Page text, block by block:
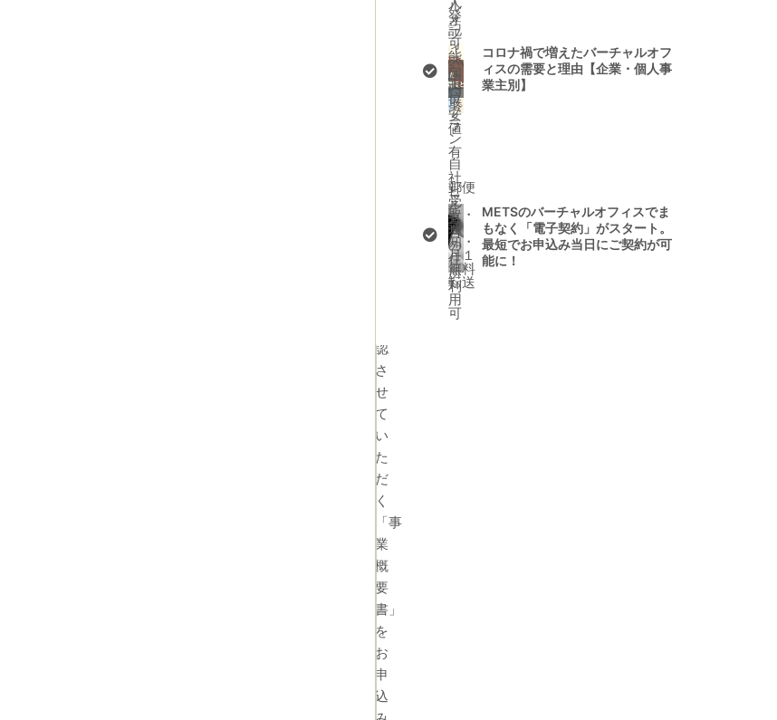
認
さ
せ
て
い
た
だ
く
「事
業
概
要
書」
を
お
申
込
ル
オ
フ
ィ
ス
国
内
最
安
値
自
社
ビ
ル
直
営
の
住
所
利
用
可
登
記
可
能
な
上
位
プ
ラ
ン
有
郵便
受
取・
通
知・
月１
無料
転送
例を
もと
コロナ禍で増えたバーチャルオフ
ィスの需要と理由【企業・個人事
業主別】
METSのバーチャルオフィスでま
もなく「電子契約」がスタート。
最短でお申込み当日にご契約が可
能に！